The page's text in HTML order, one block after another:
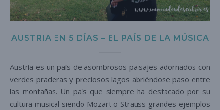
AUSTRIA EN 5 DÍAS – EL PAÍS DE LA MÚSICA
Austria es un país de asombrosos paisajes adornados con
verdes praderas y preciosos lagos abriéndose paso entre
las montañas. Un país que siempre ha destacado por su
cultura musical siendo Mozart o Strauss grandes ejemplos